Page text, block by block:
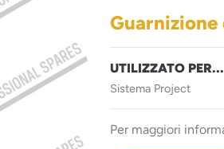
UTILIZZATO PER...
Sistema Project
Per maggiori